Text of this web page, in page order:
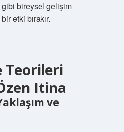
gibi bireysel gelişim
etki bırakır.
Teorileri
Itina
ve